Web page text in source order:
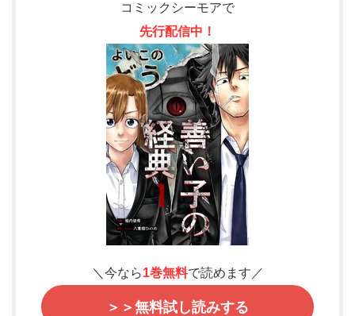
コミックシーモアで
先行配信中！
＼今なら1巻無料で読めます／
＞＞無料試し読みする